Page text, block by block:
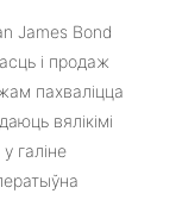
James Bond
і продаж
пахваліцца
вялікімі
галіне